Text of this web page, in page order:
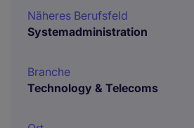
Näheres Berufsfeld
Systemadministration
Branche
Technology & Telecoms